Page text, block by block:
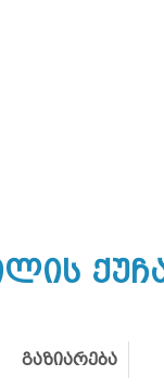
გაზიარება